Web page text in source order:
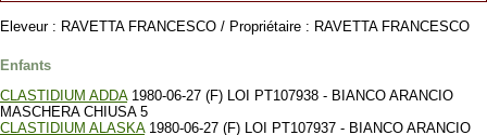
Eleveur : RAVETTA FRANCESCO / Propriétaire : RAVETTA FRANCESCO
Enfants
CLASTIDIUM ADDA1980-06-27 (F) LOI PT107938 - BIANCO ARANCIO
MASCHERA CHIUSA 5
CLASTIDIUM ALASKA1980-06-27 (F) LOI PT107937 - BIANCO ARANCIO